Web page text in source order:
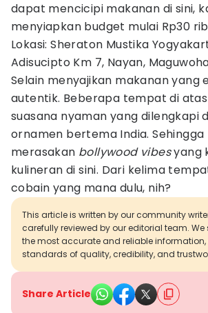
dapat mencicipi makanan di sini,
menyiapkan budget mulai Rp30
Lokasi: Sheraton Mustika
Adisucipto Km 7, Nayan,
Selain menyajikan makanan yang
autentik. Beberapa tempat di
suasana nyaman yang dilengkapi
ornamen bertema India. Sehingga
merasakan bollywood vibesyang
kulineran di sini. Dari kelima
cobain yang mana dulu, nih?
This article is written by our community
carefully reviewed by our editorial team. We
the most accurate and reliable
standards of quality, credibility, and
Share Article